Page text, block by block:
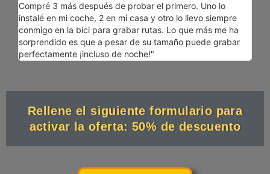
Compré 3 más después de probar el primero. Uno lo
instalé en mi coche, 2 en mi casa y otro lo llevo siempre
conmigo en la bici para grabar rutas. Lo que más me ha
sorprendido es que a pesar de su tamaño puede grabar
perfectamente ¡incluso de noche!"
Rellene el siguiente formulario para
activar la oferta: 50% de descuento